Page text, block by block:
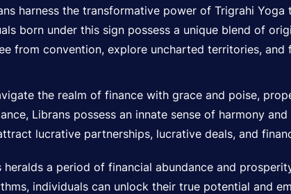
harness the transformative power of Trigrahi
born under this sign possess a unique blend of
from convention, explore uncharted territories,
the realm of finance with grace and poise,
Librans possess an innate sense of harmony
lucrative partnerships, lucrative deals, and
a period of financial abundance and
individuals can unlock their true potential and